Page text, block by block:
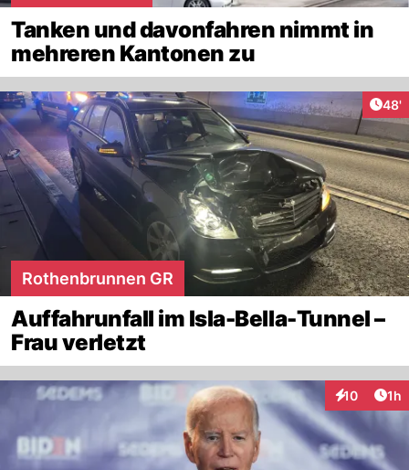
Tanken und davonfahren nimmt in
mehreren Kantonen zu
48'
Rothenbrunnen GR
Auffahrunfall im Isla-Bella-Tunnel –
Frau verletzt
10 1h